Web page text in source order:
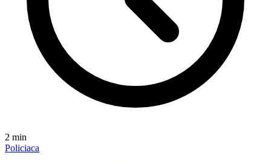
2 min
Policiaca